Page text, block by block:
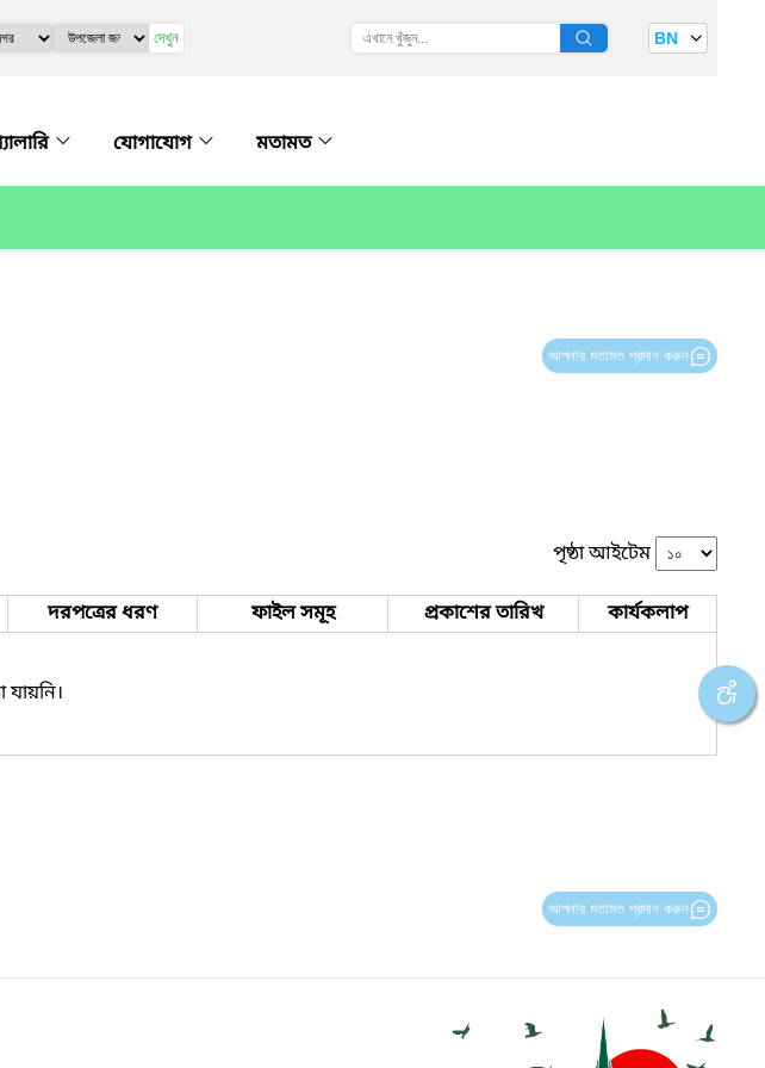
দেখুন BN
যোগাযোগ মতামত
আপনার মতামত প্রদান করুন
পৃষ্ঠা আইটেম
দরপত্রের ধরণ ফাইল সমূহ প্রকাশের তারিখ কার্যকলাপ
আপনার মতামত প্রদান করুন